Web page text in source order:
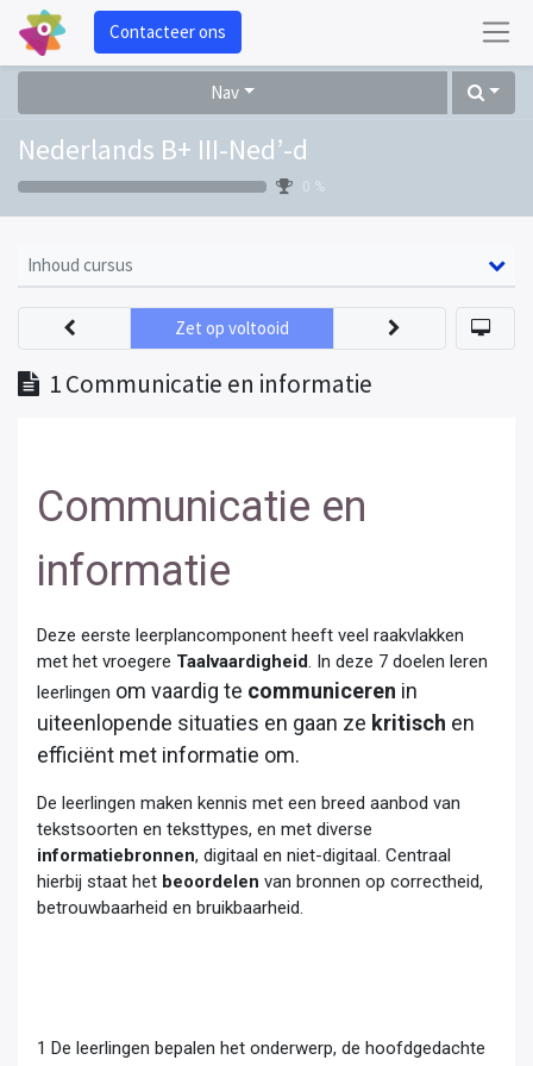
Contacteer ons
Nav
Nederlands B+ III-Ned’-d
0 %
Inhoud cursus
1 Communicatie en informatie
Zet op voltooid
Communicatie en
informatie
Deze eerste leerplancomponent heeft veel raakvlakken
met het vroegere Taalvaardigheid . In deze 7 doelen leren
leerlingen om vaardig te communiceren in
uiteenlopende situaties en gaan ze kritisch en
efficiënt met informatie om.
De leerlingen maken kennis met een breed aanbod van
tekstsoorten en teksttypes, en met diverse
informatiebronnen, digitaal en niet-digitaal. Centraal
hierbij staat het beoordelen van bronnen op correctheid,
betrouwbaarheid en bruikbaarheid.
1 De leerlingen bepalen het onderwerp, de hoofdgedachte